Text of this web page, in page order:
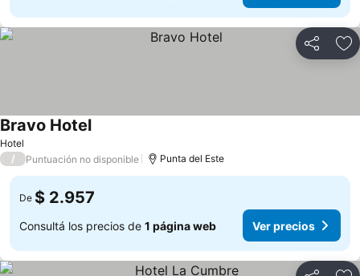
Compartir
Hotel
Bravo Hotel
/ Puntuación no disponible Punta del Este
De $ 2.957
Consultá los precios de 1 página web Ver precios